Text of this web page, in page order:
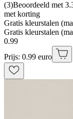
(3)Beoordeeld met
met korting
Gratis kleurstalen
Gratis kleurstalen
0.99
Prijs: 0.99 euro